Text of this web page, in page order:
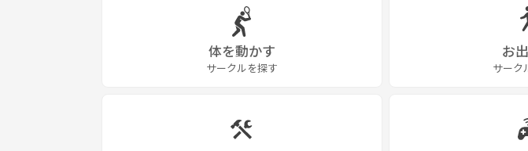
体を動かす
サークルを探す
お
サーク